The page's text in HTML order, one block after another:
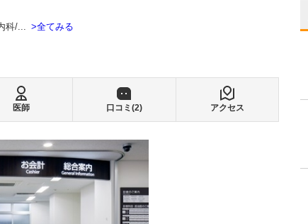
科 ...
全てみる
医師 口コミ(2) アクセス